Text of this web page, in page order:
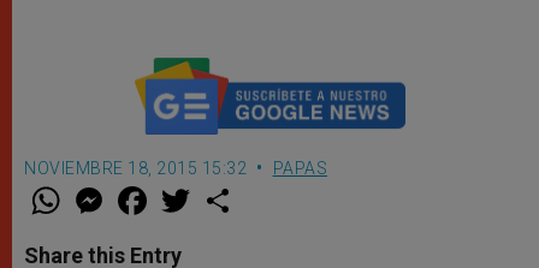
NOVIEMBRE 18, 2015 15:32 PAPAS
W
t
M
e
s
F
a
e
w
Share this Entry